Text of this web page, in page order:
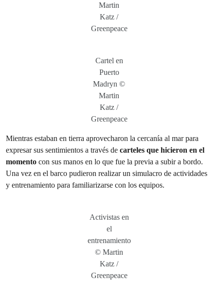
Martin
Katz /
Greenpeace
Cartel en
Puerto
Madryn ©
Martin
Katz /
Greenpeace
Mientras estaban en tierra aprovecharon la cercanía al mar para
expresar sus sentimientos a través de carteles que hicieron en el
momento con sus manos en lo que fue la previa a subir a bordo.
Una vez en el barco pudieron realizar un simulacro de actividades
y entrenamiento para familiarizarse con los equipos.
Activistas en
el
entrenamiento
© Martin
Katz /
Greenpeace